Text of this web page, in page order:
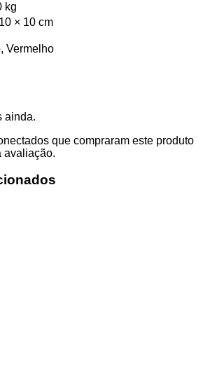
kg
× 10 cm
Vermelho
ainda.
que compraram este produto
avaliação.